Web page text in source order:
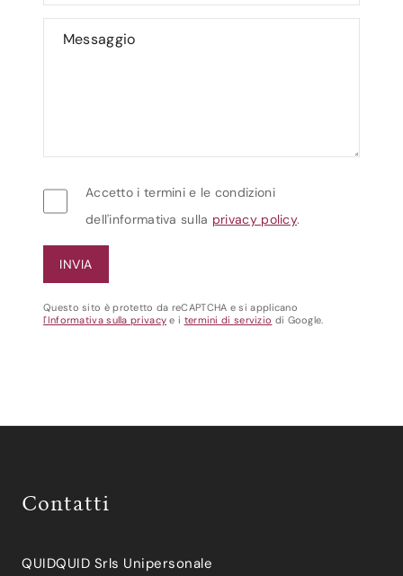
Accetto i termini e le condizioni
dell'informativa sulla privacy policy.
Questo sito è protetto da reCAPTCHA e si applicano
l'Informativa sulla privacy e i termini di servizio di Google.
Contatti
QUIDQUID Srls Unipersonale